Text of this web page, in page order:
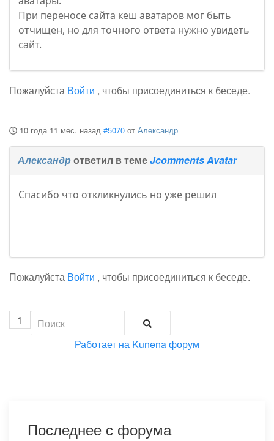
При переносе сайта кеш аватаров мог быть
отчищен, но для точного ответа нужно увидеть
сайт.
Пожалуйста Войти , чтобы присоединиться к беседе.
10 года 11 мес. назад #5070 от Александр
Александрответил в темеJcomments Avatar
Спасибо что откликнулись но уже решил
Пожалуйста Войти , чтобы присоединиться к беседе.
1
Работает на Kunena форум
Последнее с форума